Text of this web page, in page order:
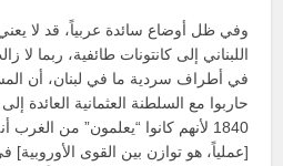
وفي ظل أوضاع سائدة عربياً، قد لا
اللبناني إلى كانتونات طائفية، ربما
في أطراف سردية ما في لبنان، أن
حاربوا مع السلطنة العثمانية العائدة
1840 لأنهم كانوا “يعلمون” من
[عملياً، هو توازن بين القوى الأوروبية]